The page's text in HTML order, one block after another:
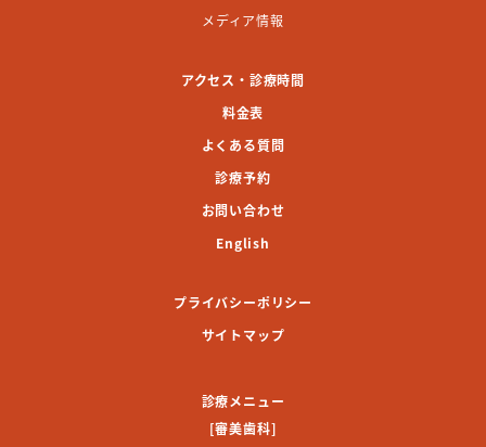
メディア情報
アクセス・診療時間
料金表
よくある質問
診療予約
お問い合わせ
English
プライバシーポリシー
サイトマップ
診療メニュー
[審美歯科]